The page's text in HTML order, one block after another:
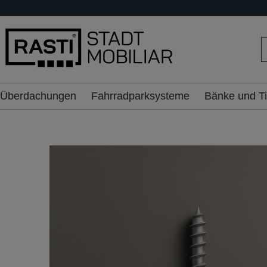
springen
Überdachungen Fahrradparksysteme Bänke und